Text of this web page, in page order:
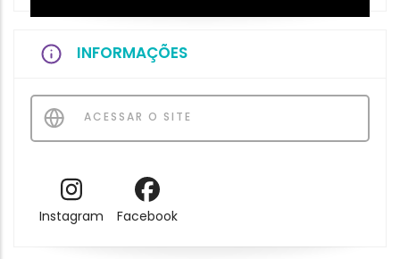
INFORMAÇÕES
ACESSAR O SITE
Instagram Facebook